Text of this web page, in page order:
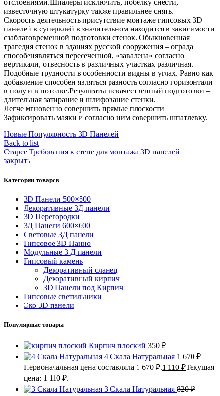
отслоениями.Шпалеры исключить, побелку снести,
известочную штукатурку также правильнее снять.
Скорость деятельность присутствие монтаже гипсовых 3D
панелей в суперклей в значительном находится в зависимости
сзаблаговременной подготовки стенок. Обыкновенная
трагедия стенок в зданиях русской сооружения – ограда
способенявляться пересеченной, «завалена» согласно
вертикали, отвесность в различных участках различная.
Подобные трудности в особенности видны в углах. Равно как
добавление способен являться разность согласно горизонтали
в полу и в потолке.Результаты некачественный подготовки –
длительная затирание и шлифование стенки.
Легче мгновенно совершить прямые плоскости.
Зафиксировать маяки и согласно ним совершить шпатлевку.
Новые Популярность 3D Панелей
Back to list
Старее Требования к стене для монтажа 3D панелей
закрыть
Категории товаров
3D Панели 500×500
Декоративные 3Д панели
3D Перегородки
3Д Панели 600×600
Световые 3Д панели
Гипсовое 3D Панно
Модульные 3 Д панели
Гипсовый камень
Декоративный сланец
Декоративный кирпич
3D Панели под Кирпич
Гипсовые светильники
Эко 3D панели
Популярные товары
Кирпич плоский 350 ₽
4 Скала Натуральная 1 670₽
Первоначальная цена составляла 1 670 ₽.1 110 ₽Текущая
цена: 1 110 ₽.
3 Скала Натуральная 820₽